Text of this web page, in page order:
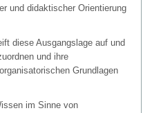
und didaktischer Orientierung
diese Ausgangslage auf und
und ihre
Grundlagen
im Sinne von